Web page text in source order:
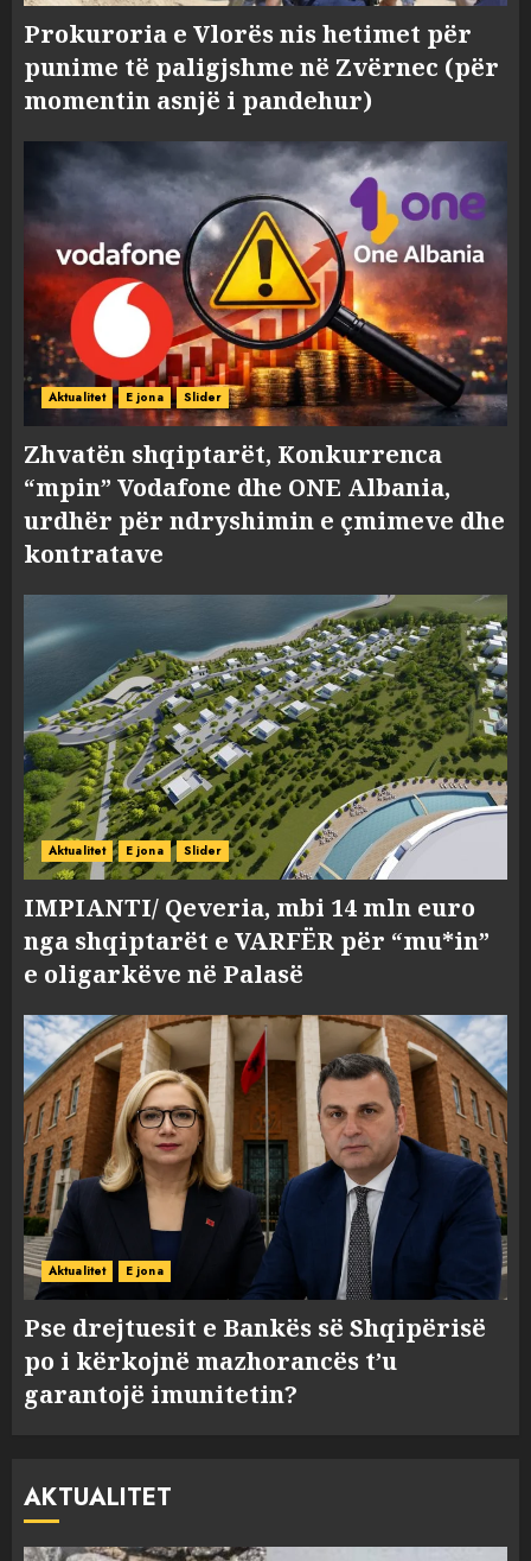
Prokuroria e Vlorës nis hetimet për
punime të paligjshme në Zvërnec (për
momentin asnjë i pandehur)
Aktualitet E jona Slider
Zhvatën shqiptarët, Konkurrenca
“mpin” Vodafone dhe ONE Albania,
urdhër për ndryshimin e çmimeve dhe
kontratave
Aktualitet E jona Slider
IMPIANTI/ Qeveria, mbi 14 mln euro
nga shqiptarët e VARFËR për “mu*in”
e oligarkëve në Palasë
Aktualitet E jona
Pse drejtuesit e Bankës së Shqipërisë
po i kërkojnë mazhorancës t’u
garantojë imunitetin?
AKTUALITET